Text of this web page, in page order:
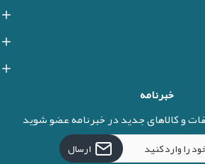
خبرنامه
و کالاهای جدید در خبرنامه عضو شوید
ارسال